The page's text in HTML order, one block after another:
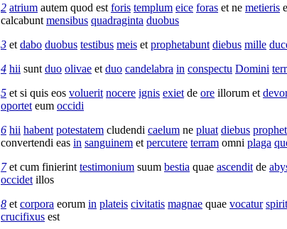
2 atrium autem quod est foris templum eice foras et ne metieris
calcabunt mensibus quadraginta duobus
3 et dabo duobus testibus meis et prophetabunt diebus mille
4 hii sunt duo olivae et duo candelabra in conspectu Domini
5 et si quis eos voluerit nocere ignis exiet de ore illorum et
oportet eum occidi
6 hii habent potestatem cludendi caelum ne pluat diebus
convertendi eas in sanguinem et percutere terram omni plaga
7et cum finierint testimonium suum bestia quae ascendit de
occidet illos
8 et corpora eorum in plateis civitatis magnae quae vocatur
crucifixus est